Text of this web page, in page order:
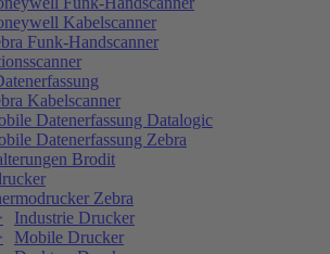
Kabelscanner
Funk-Handscanner
Kabelscanner
Datenerfassung Datalogic
Datenerfassung Zebra
Brodit
Zebra
Industrie Drucker
Mobile Drucker